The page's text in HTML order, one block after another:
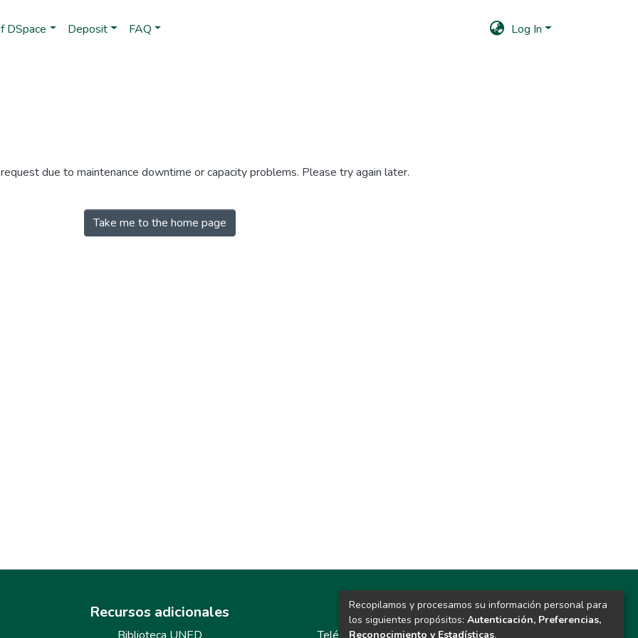
DSpace Deposit FAQ Log In
due to maintenance downtime or capacity problems. Please try again later.
Take me to the home page
Recursos adicionales Contacto
Recopilamos y procesamos su información personal para
los siguientes propósitos: Autenticación, Preferencias,
Reconocimiento y Estadísticas.